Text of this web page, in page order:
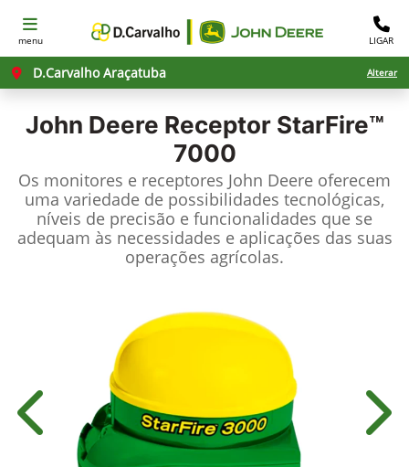
menu LIGAR
D.Carvalho Araçatuba Alterar
John Deere Receptor StarFire™
7000
Os monitores e receptores John Deere oferecem
uma variedade de possibilidades tecnológicas,
níveis de precisão e funcionalidades que se
adequam às necessidades e aplicações das suas
operações agrícolas.
Anterior